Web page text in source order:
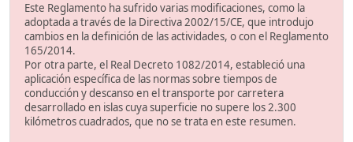
Este Reglamento ha sufrido varias modificaciones, como la
adoptada a través de la Directiva 2002/15/CE, que introdujo
cambios en la definición de las actividades, o con el Reglamento
165/2014.
Por otra parte, el Real Decreto 1082/2014, estableció una
aplicación específica de las normas sobre tiempos de
conducción y descanso en el transporte por carretera
desarrollado en islas cuya superficie no supere los 2.300
kilómetros cuadrados, que no se trata en este resumen.